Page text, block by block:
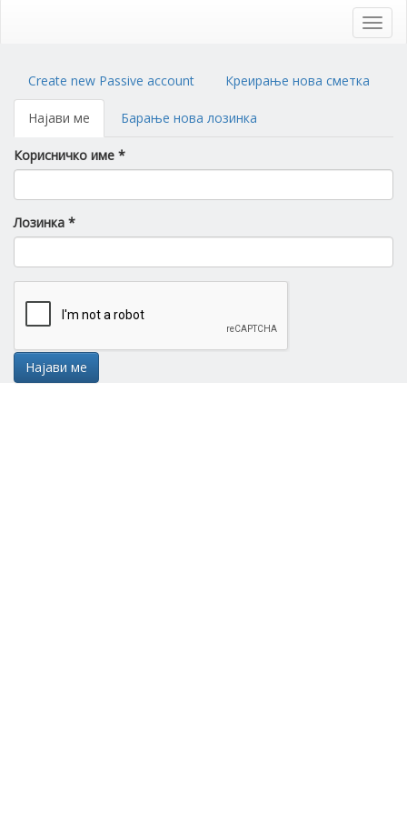
Primary
tabs
Create new Passive account Креирање нова сметка
Најави ме (activeБарање нова лозинка
Корисничко име *
Лозинка *
Најави ме